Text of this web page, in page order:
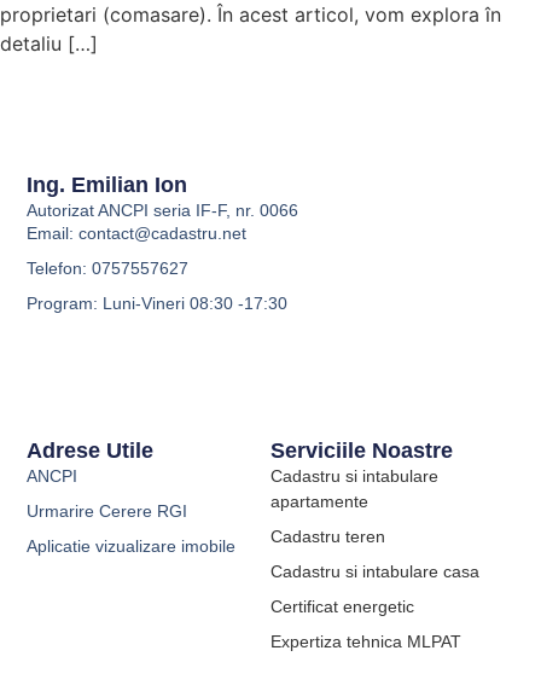
proprietari (comasare). În acest articol, vom explora în
detaliu […]
Serviciile Noastre
Cadastru si intabulare
apartamente
Cadastru teren
Cadastru si intabulare casa
Certificat energetic
Expertiza tehnica MLPAT
Adrese Utile
ANCPI
Urmarire Cerere RGI
Aplicatie vizualizare imobile
Ing. Emilian Ion
Autorizat ANCPI seria IF-F, nr. 0066
Email:contact@cadastru.net
Telefon: 0757557627
Program: Luni-Vineri 08:30 -17:30